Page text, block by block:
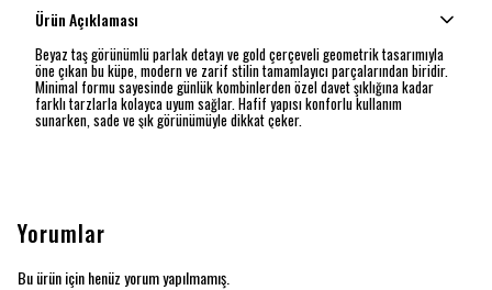
Ürün Açıklaması
Beyaz taş görünümlü parlak detayı ve gold çerçeveli geometrik tasarımıyla
öne çıkan bu küpe, modern ve zarif stilin tamamlayıcı parçalarından biridir.
Minimal formu sayesinde günlük kombinlerden özel davet şıklığına kadar
farklı tarzlarla kolayca uyum sağlar. Hafif yapısı konforlu kullanım
sunarken, sade ve şık görünümüyle dikkat çeker.
Yorumlar
Bu ürün için henüz yorum yapılmamış.